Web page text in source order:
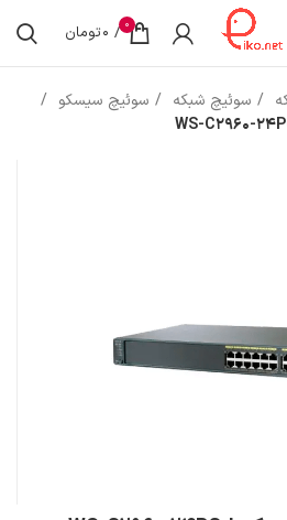
0
/
0تومان
سوئیچ شبکه
سوئیچ سیسکو